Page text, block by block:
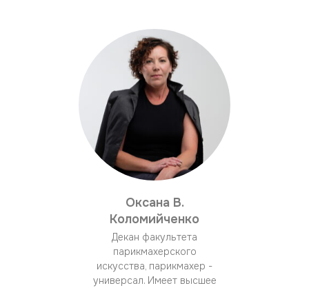
Оксана В.
Коломийченко
Декан факультета
парикмахерского
искусства, парикмахер -
универсал. Имеет высшее